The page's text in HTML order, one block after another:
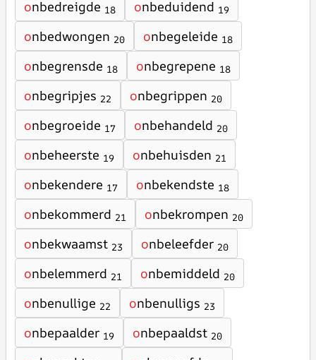
onbedreigde 18 onbeduidend 19
onbedwongen 20 onbegeleide 18
onbegrensde 18 onbegrepene 18
onbegripjes 22 onbegrippen 20
onbegroeide 17 onbehandeld 20
onbeheerste 19 onbehuisden 21
onbekendere 17 onbekendste 18
onbekommerd 21 onbekrompen 20
onbekwaamst 23 onbeleefder 20
onbelemmerd 21 onbemiddeld 20
onbenullige 22 onbenulligs 23
onbepaalder 19 onbepaaldst 20